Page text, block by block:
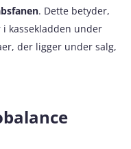
. Dette betyder,
kassekladden under
der ligger under salg,